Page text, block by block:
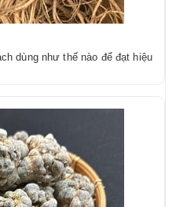
dùng như thế nào để đạt hiệu